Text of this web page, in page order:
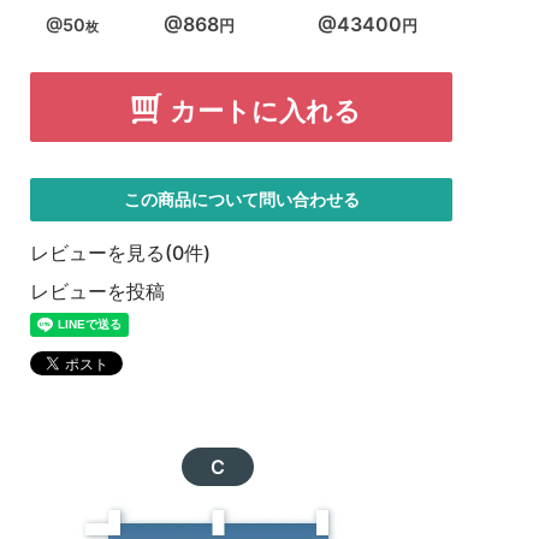
50 868 43400
カートに入れる
この商品について問い合わせる
レビューを見る(0件)
レビューを投稿
C